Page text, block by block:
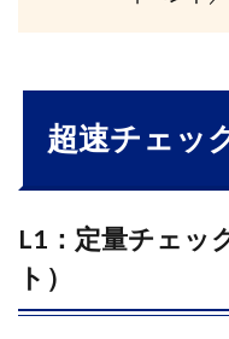
超速チェッ
L1：定量チェッ
ト）